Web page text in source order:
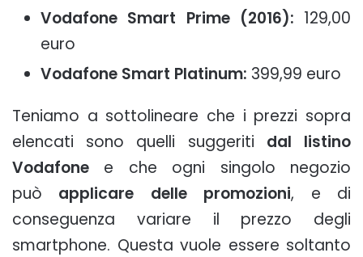
Vodafone Smart Prime (2016): 129,00
euro
Vodafone Smart Platinum: 399,99 euro
Teniamo a sottolineare che i prezzi sopra
elencati sono quelli suggeriti dal listino
Vodafone e che ogni singolo negozio
può applicare delle promozioni, e di
conseguenza variare il prezzo degli
smartphone. Questa vuole essere soltanto